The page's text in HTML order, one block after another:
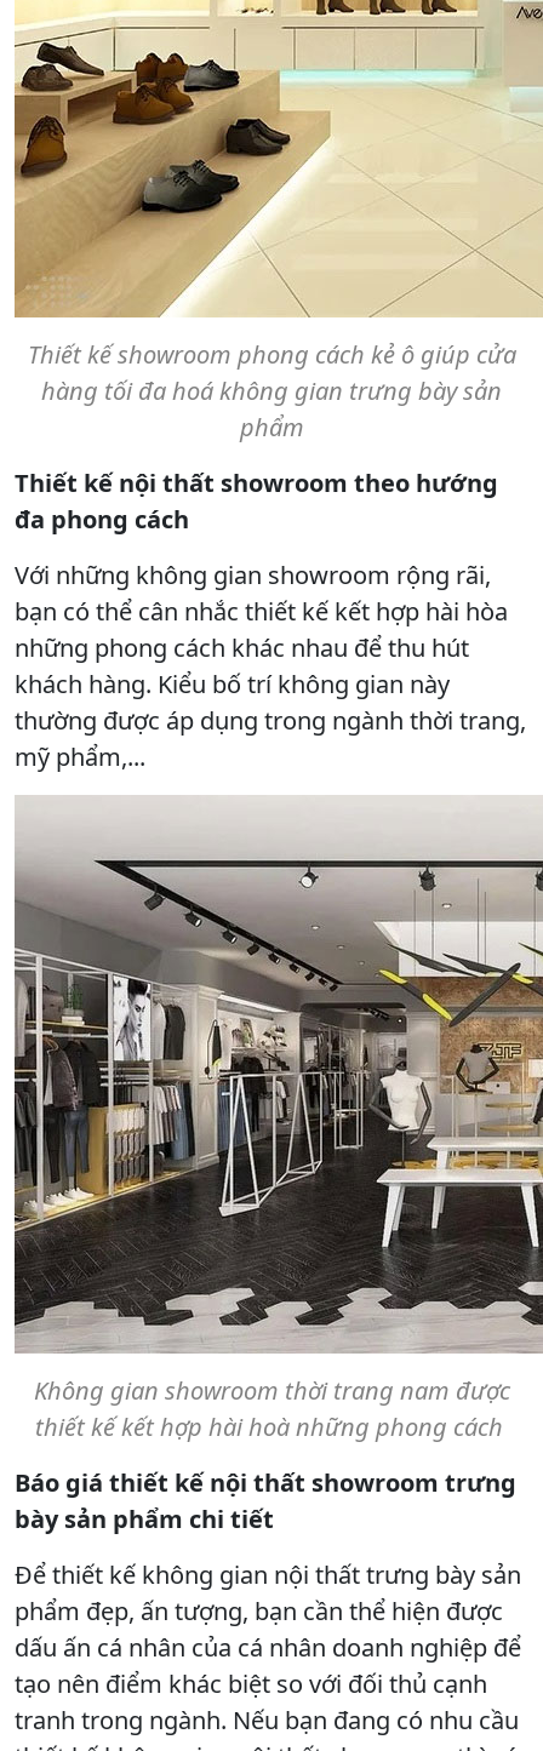
Thiết kế showroom phong cách kẻ ô giúp cửa
hàng tối đa hoá không gian trưng bày sản
phẩm
Thiết kế nội thất showroom theo hướng
đa phong cách
Với những không gian showroom rộng rãi,
bạn có thể cân nhắc thiết kế kết hợp hài hòa
những phong cách khác nhau để thu hút
khách hàng. Kiểu bố trí không gian này
thường được áp dụng trong ngành thời trang,
mỹ phẩm,...
Không gian showroom thời trang nam được
thiết kế kết hợp hài hoà những phong cách
Báo giá thiết kế nội thất showroom trưng
bày sản phẩm chi tiết
Để thiết kế không gian nội thất trưng bày sản
phẩm đẹp, ấn tượng, bạn cần thể hiện được
dấu ấn cá nhân của cá nhân doanh nghiệp để
tạo nên điểm khác biệt so với đối thủ cạnh
tranh trong ngành. Nếu bạn đang có nhu cầu